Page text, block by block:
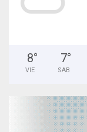
8°
VIE
7°
SAB